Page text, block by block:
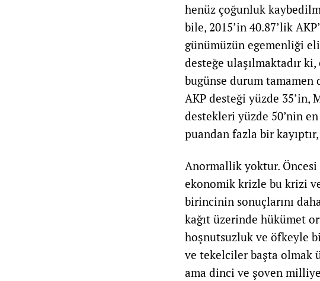
henüz çoğunluk
bile, 2015’in 40.87’lik
günümüzün egemenliği
desteğe ulaşılmaktadır
bugünse durum tamamen
AKP desteği yüzde 35’in,
destekleri yüzde 50’nin
puandan fazla bir
Anormallik yoktur. Öncesi
ekonomik krizle bu krizi
birincinin sonuçlarını
kağıt üzerinde hükümet
hoşnutsuzluk ve öfkeyle
ve tekelciler başta olmak
ama dinci ve şoven